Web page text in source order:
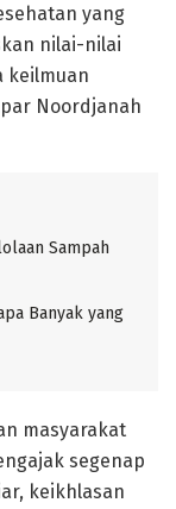
yang
nilai-nilai
keilmuan
Noordjanah
Sampah
Banyak yang
masyarakat
segenap
keikhlasan